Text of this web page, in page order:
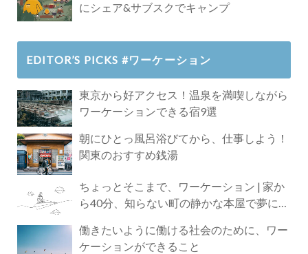
にシェア&サブスクでキャンプ
EDITOR’S PICKS #ワーケーション
東京から好アクセス！温泉を満喫しながら
ワーケーションできる宿9選
朝にひとっ風呂浴びてから、仕事しよう！
関東のおすすめ銭湯
ちょっとそこまで、ワーケーション | 家か
ら40分、知らない町の静かな本屋で夢に近
働きたいように働ける社会のために、ワー
ケーションができること